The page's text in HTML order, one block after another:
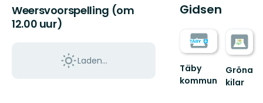
Weersvoorspelling (om
12.00 uur)
Laden…
Gidsen
Täby
kommun
Gröna
kilar